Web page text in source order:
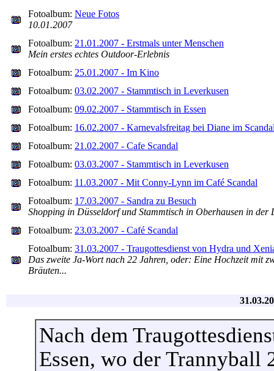
Fotoalbum: Neue Fotos
10.01.2007
Fotoalbum: 21.01.2007 - Erstmals unter Menschen
Mein erstes echtes Outdoor-Erlebnis
Fotoalbum: 25.01.2007 - Im Kino
Fotoalbum: 03.02.2007 - Stammtisch in Leverkusen
Fotoalbum: 09.02.2007 - Stammtisch in Essen
Fotoalbum: 16.02.2007 - Karnevalsfreitag bei Diane im
Fotoalbum: 21.02.2007 - Cafe Scandal
Fotoalbum: 03.03.2007 - Stammtisch in Leverkusen
Fotoalbum: 11.03.2007 - Mit Conny-Lynn im Café Scandal
Fotoalbum: 17.03.2007 - Sandra zu Besuch
Shopping in Düsseldorf und Stammtisch in Oberhausen in der
Fotoalbum: 23.03.2007 - Café Scandal
Fotoalbum: 31.03.2007 - Traugottesdienst von Hydra und
Das zweite Ja-Wort nach 22 Jahren, oder: Eine Hochzeit mit
Bräuten...
Nach dem
Essen, wo der Trannyball